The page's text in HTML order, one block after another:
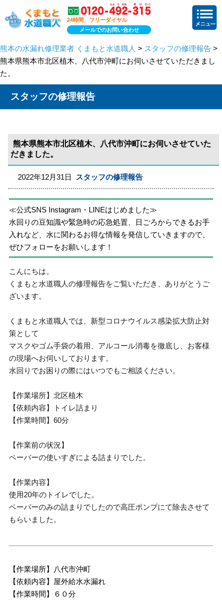
24時間、フリーダイヤル
メールでのお問い合わせ
熊本の水漏れ修理業者 くまもと水道職人 > スタッフの修理報告 >
熊本県熊本市北区植木、八代市沖町にお伺いさせていただきまし
た。
スタッフの修理報告
熊本県熊本市北区植木、八代市沖町にお伺いさせていた
だきました。
2022年12月31日 スタッフの修理報告
≪公式SNS Instagram・LINEはじめました≫
水回りの豆知識や緊急時の応急処置、日ごろからできるお手
入れなど、水に関わるお得な情報を発信していきますので、
ぜひフォローをお願いします！
こんにちは。
くまもと水道職人の修理報告をご覧いただき、ありがとうご
ざいます。
くまもと水道職人では、新型コロナウイルス感染拡大防止対
策として
マスクやゴム手袋の着用、アルコール消毒を徹底し、お客様
の現場へお伺いしております。
水回りでお困りの際にはいつでもご相談ください。
【作業場所】北区植木
【依頼内容】トイレ詰まり
【作業時間】60分
【作業前の状況】
ペーパーの使いすぎによる詰まりでした。
【作業内容】
使用20年のトイレでした。
ペーパーのみの詰まりでしたので高圧ポンプにて除去させて
もらいました。
【作業場所】八代市沖町
【依頼内容】屋外給水水漏れ
【作業時間】６０分